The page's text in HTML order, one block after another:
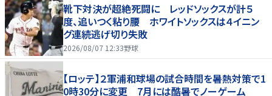
靴下対決が超絶死闘に レッドソックスが計５
度、追いつく粘り腰 ホワイトソックスは４イニン
グ連続逃げ切り失敗
2026/08/07 12:33野球
【ロッテ】２軍浦和球場の試合時間を暑熱対策で1
0時30分に変更 7月には酷暑でノーゲーム